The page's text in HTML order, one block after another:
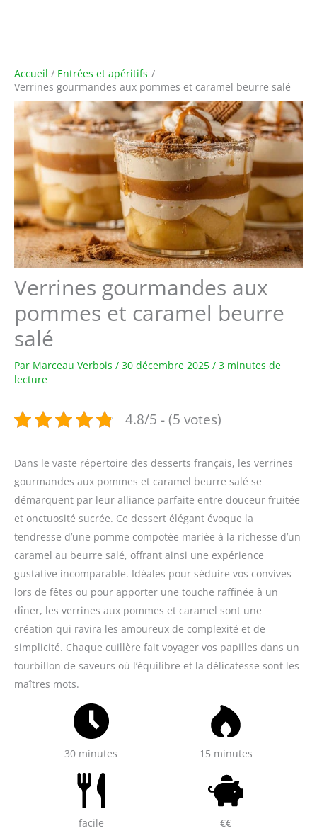
Accueil
Entrées et apéritifs
Verrines gourmandes aux pommes et caramel beurre salé
Verrines gourmandes aux
pommes et caramel beurre
salé
Par Marceau Verbois / 30 décembre 2025 / 3 minutes de
lecture
4.8/5 - (5 votes)
Dans le vaste répertoire des desserts français, les verrines
gourmandes aux pommes et caramel beurre salé se
démarquent par leur alliance parfaite entre douceur fruitée
et onctuosité sucrée. Ce dessert élégant évoque la
tendresse d’une pomme compotée mariée à la richesse d’un
caramel au beurre salé, offrant ainsi une expérience
gustative incomparable. Idéales pour séduire vos convives
lors de fêtes ou pour apporter une touche raffinée à un
dîner, les verrines aux pommes et caramel sont une
création qui ravira les amoureux de complexité et de
simplicité. Chaque cuillère fait voyager vos papilles dans un
tourbillon de saveurs où l’équilibre et la délicatesse sont les
maîtres mots.
30 minutes 15 minutes
facile €€